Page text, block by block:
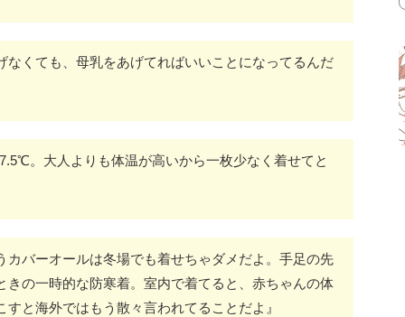
なくても、母乳をあげてればいいことになってるんだ
。大人よりも体温が高いから一枚少なく着せてと
カバーオールは冬場でも着せちゃダメだよ。手足の先
きの一時的な防寒着。室内で着てると、赤ちゃんの体
と海外ではもう散々言われてることだよ』